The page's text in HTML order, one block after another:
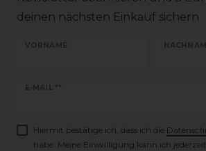
deinen nächsten Einkauf sichern
VORNAME
E-MAIL **
Newsletter
Hiermit bestätige ich, dass ich die
habe. Meine Einwilligung kann ich